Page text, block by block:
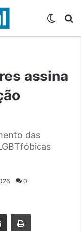
assina
das
0